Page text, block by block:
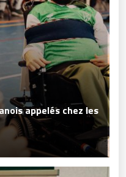
appelés chez les